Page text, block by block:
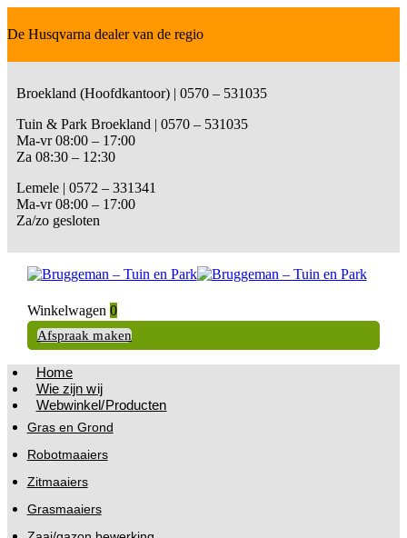
De Husqvarna dealer van de regio
Broekland (Hoofdkantoor) | 0570 – 531035
Tuin & Park Broekland | 0570 – 531035
Ma-vr 08:00 – 17:00
Za 08:30 – 12:30
Lemele | 0572 – 331341
Ma-vr 08:00 – 17:00
Za/zo gesloten
Winkelwagen 0
Afspraak maken
Home
Wie zijn wij
Webwinkel/Producten
Gras en Grond
Robotmaaiers
Zitmaaiers
Grasmaaiers